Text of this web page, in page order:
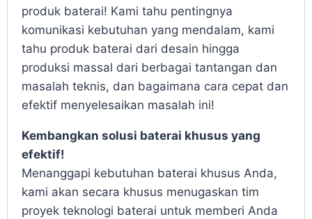
produk baterai! Kami tahu pentingnya
komunikasi kebutuhan yang mendalam, kami
tahu produk baterai dari desain hingga
produksi massal dari berbagai tantangan dan
masalah teknis, dan bagaimana cara cepat dan
efektif menyelesaikan masalah ini!
Kembangkan solusi baterai khusus yang
efektif!
Menanggapi kebutuhan baterai khusus Anda,
kami akan secara khusus menugaskan tim
proyek teknologi baterai untuk memberi Anda